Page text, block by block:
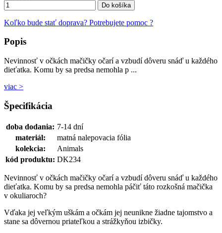
Do košíka
Koľko bude stať doprava? Potrebujete pomoc ?
Popis
Nevinnosť v očkách mačičky očarí a vzbudí dôveru snáď u každého
dieťatka. Komu by sa predsa nemohla p ...
viac >
Špecifikácia
doba dodania: 7-14 dní
materiál:
matná nalepovacia fólia
kolekcia:
Animals
kód produktu: DK234
Nevinnosť v očkách mačičky očarí a vzbudí dôveru snáď u každého
dieťatka. Komu by sa predsa nemohla páčiť táto rozkošná mačička
v okuliaroch?
Vďaka jej veľkým uškám a očkám jej neunikne žiadne tajomstvo a
stane sa dôvernou priateľkou a strážkyňou izbičky.